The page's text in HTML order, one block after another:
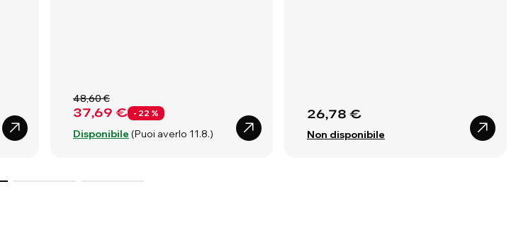
37,69 € - 22 %
48,60 €
Disponibile (Puoi averlo 11.8.)
26,78 €
Non disponibile